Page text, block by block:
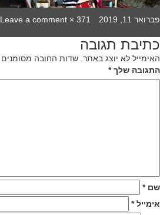
Posted
פברואר 11, 2019
Full
371 × 371
Leave a comment
כתיבת תגובה
האימייל לא יוצג באתר. שדות החובה מסומנים
התגובה שלך*
שם*
אימייל*
ניווט